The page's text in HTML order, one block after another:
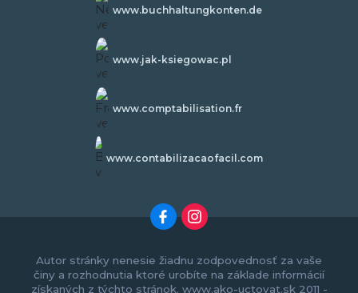
www.buchhaltungkonten.de
www.jak-ksiegowac.pl
www.comptabilisation.fr
www.contabilizacaofacil.com
Autor stránky nenesie žiadnu zodpovednosť za vaše
činy a rozhodnutia ktoré urobíte na základe informácií
získaných z týchto stránok. www.ako-uctovat.sk 2011 -